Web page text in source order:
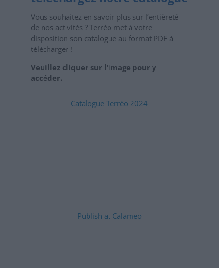
Vous souhaitez en savoir plus sur l’entièreté
de nos activités ? Terréo met à votre
disposition son catalogue au format PDF à
télécharger !
Veuillez cliquer sur l’image pour y
accéder.
Catalogue Terréo 2024
Publish at Calameo